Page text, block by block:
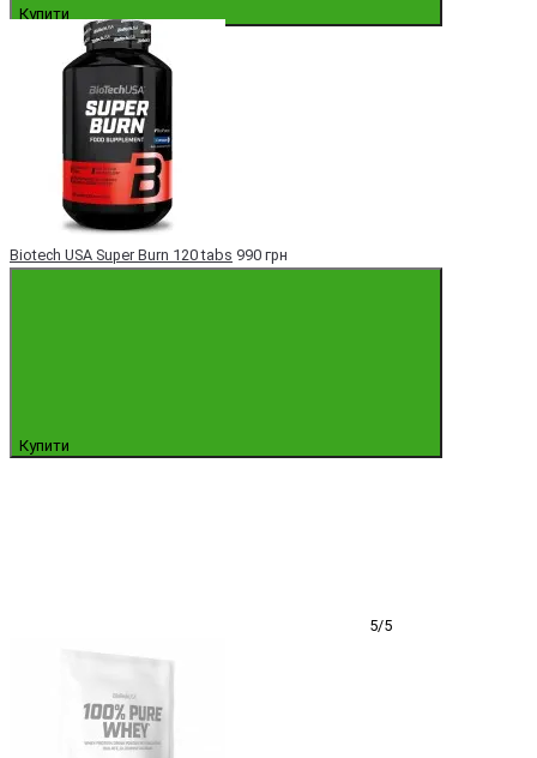
Купити
Biotech USA Super Burn 120 tabs 990 грн
Купити
5/5